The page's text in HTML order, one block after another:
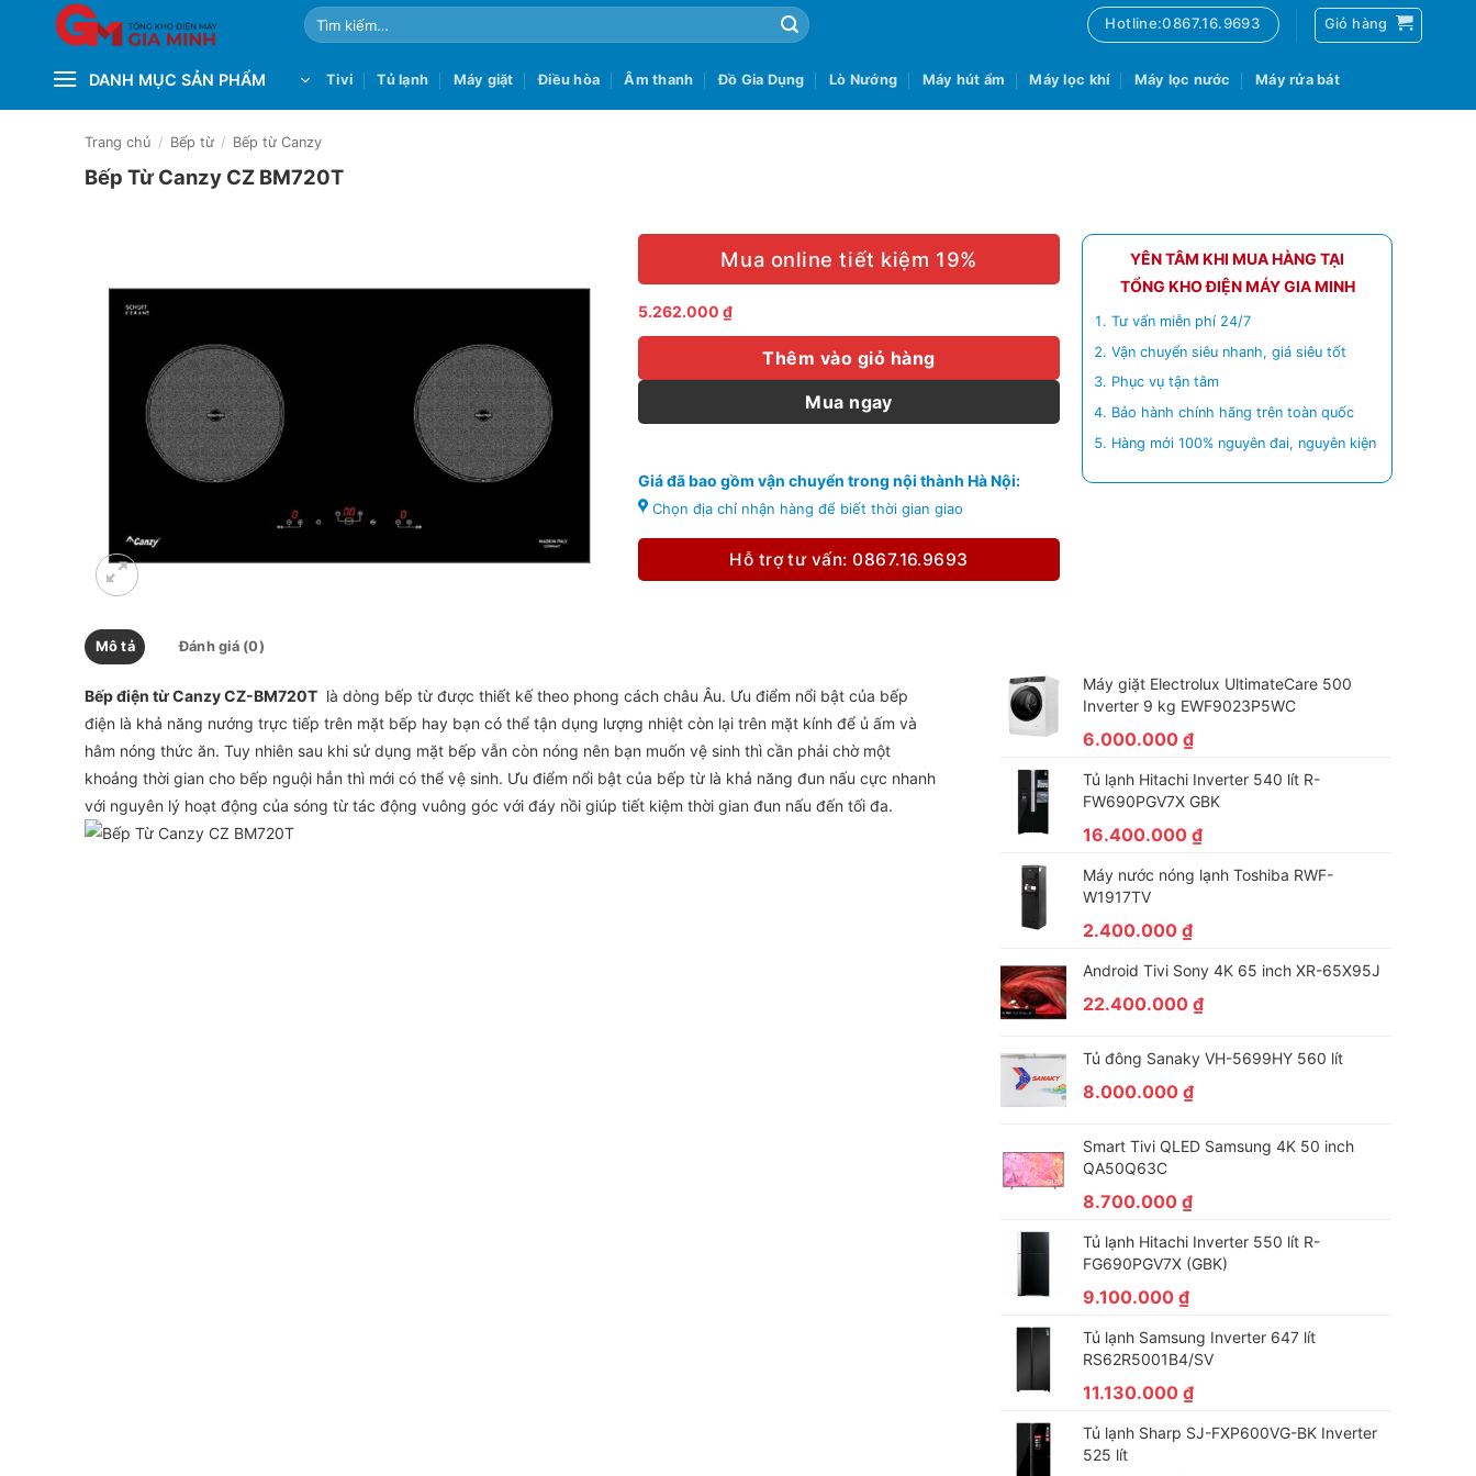
Tìm
kiếm:
Hotline:0867.16.9693 Giỏ hàng
DANH MỤC SẢN PHẨM Tivi Tủ lạnh Máy giặt Điều hòa Âm thanh Đồ Gia Dụng Lò Nướng Máy hút ẩm Máy lọc khí Máy lọc nước Máy rửa bát
Trang chủ / Bếp từ / Bếp từ Canzy
Bếp Từ Canzy CZ BM720T
Mua online tiết kiệm 19%
5.262.000 ₫
Thêm vào giỏ hàng
Mua ngay
Giá đã bao gồm vận chuyển trong nội thành Hà Nội:
Chọn địa chỉ nhận hàng để biết thời gian giao
Hỗ trợ tư vấn: 0867.16.9693
YÊN TÂM KHI MUA HÀNG TẠI
TỔNG KHO ĐIỆN MÁY GIA MINH
Tư vấn miễn phí 24/7
Vận chuyển siêu nhanh, giá siêu tốt
Phục vụ tận tâm
Bảo hành chính hãng trên toàn quốc
Hàng mới 100% nguyên đai, nguyên kiện
Mô tả Đánh giá (0)
Bếp điện từ Canzy CZ-BM720T là dòng bếp từ được thiết kế theo phong cách châu Âu. Ưu điểm nổi bật của bếp
điện là khả năng nướng trực tiếp trên mặt bếp hay bạn có thể tận dụng lượng nhiệt còn lại trên mặt kính để ủ ấm và
hâm nóng thức ăn. Tuy nhiên sau khi sử dụng mặt bếp vẫn còn nóng nên bạn muốn vệ sinh thì cần phải chờ một
khoảng thời gian cho bếp nguội hẳn thì mới có thể vệ sinh. Ưu điểm nổi bật của bếp từ là khả năng đun nấu cực nhanh
với nguyên lý hoạt động của sóng từ tác động vuông góc với đáy nồi giúp tiết kiệm thời gian đun nấu đến tối đa.
Máy giặt Electrolux UltimateCare 500
Inverter 9 kg EWF9023P5WC
6.000.000₫
Tủ lạnh Hitachi Inverter 540 lít R-
FW690PGV7X GBK
16.400.000₫
Máy nước nóng lạnh Toshiba RWF-
W1917TV
2.400.000₫
Android Tivi Sony 4K 65 inch XR-65X95J
22.400.000₫
Tủ đông Sanaky VH-5699HY 560 lít
8.000.000₫
Smart Tivi QLED Samsung 4K 50 inch
QA50Q63C
8.700.000₫
Tủ lạnh Hitachi Inverter 550 lít R-
FG690PGV7X (GBK)
9.100.000₫
Tủ lạnh Samsung Inverter 647 lít
RS62R5001B4/SV
11.130.000₫
Tủ lạnh Sharp SJ-FXP600VG-BK Inverter
525 lít